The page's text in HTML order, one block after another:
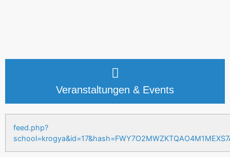
Veranstaltungen & Events
feed.php?